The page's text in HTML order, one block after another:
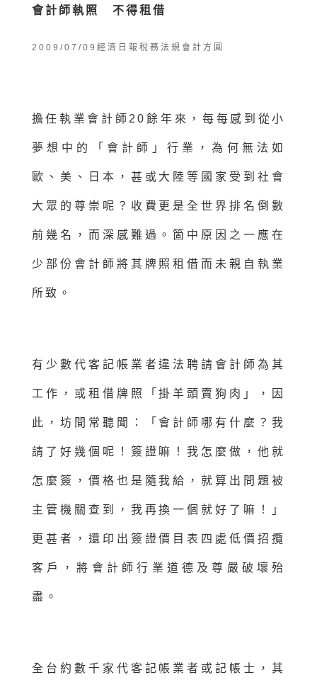
會計師執照 不得租借
2009/07/09經濟日報稅務法規會計方圓
擔任執業會計師20餘年來，每每感到從小
夢想中的「會計師」行業，為何無法如
歐、美、日本，甚或大陸等國家受到社會
大眾的尊崇呢？收費更是全世界排名倒數
前幾名，而深感難過。箇中原因之一應在
少部份會計師將其牌照租借而未親自執業
所致。
有少數代客記帳業者違法聘請會計師為其
工作，或租借牌照「掛羊頭賣狗肉」，因
此，坊間常聽聞：「會計師哪有什麼？我
請了好幾個呢！簽證嘛！我怎麼做，他就
怎麼簽，價格也是隨我給，就算出問題被
主管機關查到，我再換一個就好了嘛！」
更甚者，還印出簽證價目表四處低價招攬
客戶，將會計師行業道德及尊嚴破壞殆
盡。
全台約數千家代客記帳業者或記帳士，其